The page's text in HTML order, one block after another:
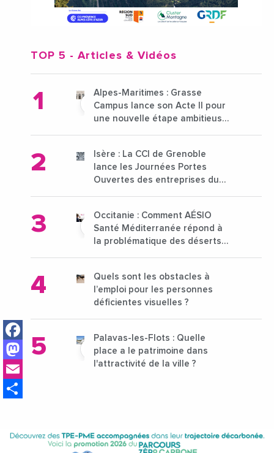
Facebook
Mastodon
TOP 5 - Articles & Vidéos
Alpes-Maritimes : Grasse
Campus lance son Acte II pour
une nouvelle étape ambitieuse
Isère : La CCI de Grenoble
lance les Journées Portes
Ouvertes des entreprises du
Occitanie : Comment AÉSIO
Santé Méditerranée répond à
la problématique des déserts
Quels sont les obstacles à
l’emploi pour les personnes
déficientes visuelles ?
Palavas-les-Flots : Quelle
place a le patrimoine dans
l'attractivité de la ville ?